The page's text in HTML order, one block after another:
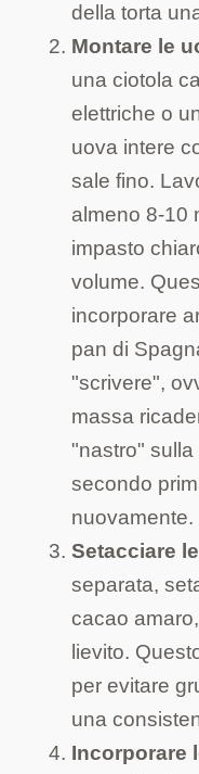
della torta
Montare le
una ciotola
elettriche o
uova intere
sale fino.
almeno 8-10
impasto
volume.
incorporare
pan di
"scrivere",
massa
"nastro"
secondo
nuovamente.
Setacciare
separata,
cacao
lievito.
per evitare
una
Incorporare